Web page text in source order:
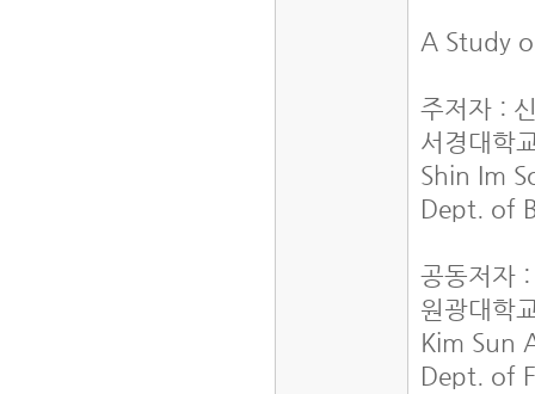
A Study
주저자 :
서경대학
Shin Im
Dept. of
공동저자
원광대학
Kim Sun
Dept. of